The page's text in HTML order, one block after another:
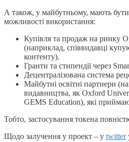
А також, у майбутньому, мають бути
можливості використання:
Купівля та продаж на ринку
(наприклад, співвидавці
контенту).
Гранти та стипендії через
Децентралізована система
Майбутні освітні партнери
видавництва, як Oxford
GEMS Education), які
Тобто, застосування токена
Щодо залучення у проект – у twitter